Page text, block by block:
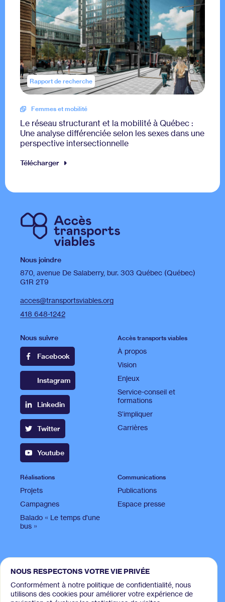
Rapport de recherche
Femmes et mobilité
Le réseau structurant et la mobilité à Québec :
Une analyse différenciée selon les sexes dans une
perspective intersectionnelle
Télécharger
Nous joindre
870, avenue De Salaberry, bur. 303 Québec (Québec)
G1R 2T9
acces@transportsviables.org
418 648-1242
Nous suivre
Facebook
Instagram
Linkedin
Twitter
Youtube
Accès transports viables
À propos
Vision
Enjeux
Service-conseil et
formations
S’impliquer
Carrières
Réalisations
Projets
Campagnes
Balado « Le temps d'une
bus »
Communications
Publications
Espace presse
NOUS RESPECTONS VOTRE VIE PRIVÉE
Conformément à notre politique de confidentialité, nous
utilisons des cookies pour améliorer votre expérience de